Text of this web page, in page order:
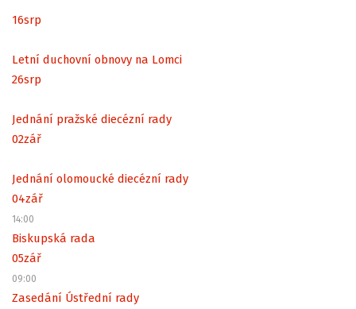
16srp
Letní duchovní obnovy na Lomci
26srp
Jednání pražské diecézní rady
02zář
Jednání olomoucké diecézní rady
04zář
14:00
Biskupská rada
05zář
09:00
Zasedání Ústřední rady